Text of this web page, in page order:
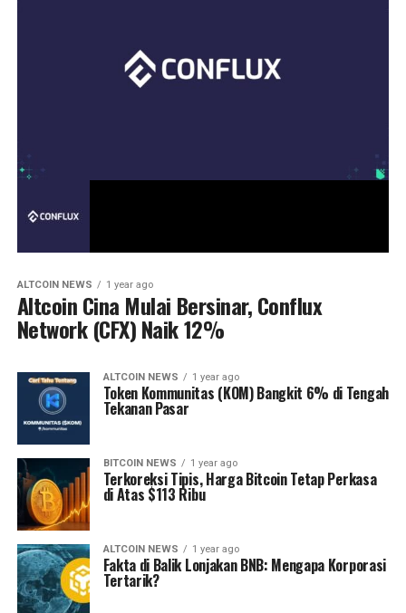
ALTCOIN NEWS 1 year ago
Altcoin Cina Mulai Bersinar, Conflux
Network (CFX) Naik 12%
ALTCOIN NEWS 1 year ago
Token Kommunitas (KOM) Bangkit 6% di Tengah
Tekanan Pasar
BITCOIN NEWS 1 year ago
Terkoreksi Tipis, Harga Bitcoin Tetap Perkasa
di Atas $113 Ribu
ALTCOIN NEWS 1 year ago
Fakta di Balik Lonjakan BNB: Mengapa Korporasi
Tertarik?